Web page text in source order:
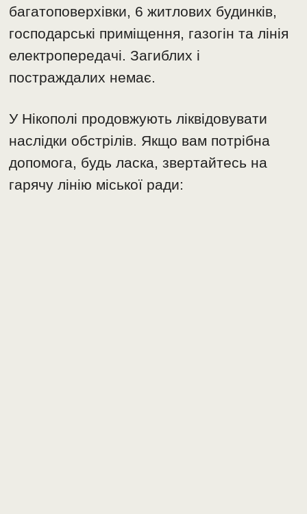
багатоповерхівки, 6 житлових будинків,
господарські приміщення, газогін та лінія
електропередачі. Загиблих і
постраждалих немає.
У Нікополі продовжують ліквідовувати
наслідки обстрілів. Якщо вам потрібна
допомога, будь ласка, звертайтесь на
гарячу лінію міської ради: